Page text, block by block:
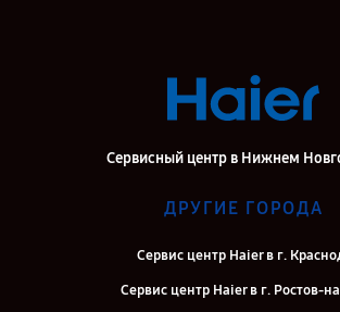
Сервисный центр в Нижнем
ДРУГИЕ ГОРОДА
Сервис центр Haier в г.
Сервис центр Haier в г. Ростов-